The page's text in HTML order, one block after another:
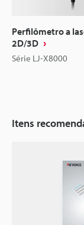
Perfilômetro a
2D/3D
Série LJ-X8000
Itens